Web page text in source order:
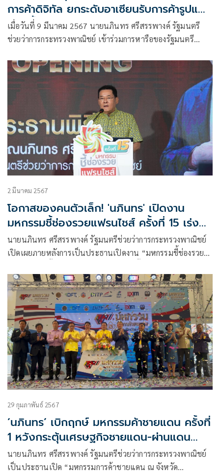
การค้าดิจิทัล ยกระดับอาเซียนรับการค้ารูปแบบ
ใหม่ ย้ำ
เมื่อวันที่ 9 มีนาคม 2567 นายนภินทร ศรีสรรพางค์ รัฐมนตรี
ช่วยว่าการกระทรวงพาณิชย์ เข้าร่วมการหารือของรัฐมนตรี
2 มีนาคม 2567
โอกาสของคนตัวเล็ก! 'นภินทร' เปิดงาน
มหกรรมชี้ช่องรวยแฟรนไชส์ ครั้งที่ 15 เร่ง
ผลักดันการเพิ่มสัดส่วน GDP เอสเอ็มอีของ
ไทย
นายนภินทร ศรีสรรพางค์ รัฐมนตรีช่วยว่าการกระทรวงพาณิชย์
เปิดเผยภายหลังการเป็นประธานเปิดงาน “มหกรรมชี้ช่องรวย
ในวันศุกร์ที่ 1 มีนาคม 2567 ว่า ตนมีความยินดีอย่างยิ่งที่ได้มี
โอกาสเข้าร่วมกิจกรรมในครั้งนี้ที่จัดโดย บริษัท พีเอ็มจี
คอร์ปอเรชั่น จำกัด กับหน่วยงานภาครัฐและสถาบันการเงิน
29 กุมภาพันธ์ 2567
‘นภินทร’ เบิกฤกษ์ มหกรรมค้าชายแดน ครั้งที่
1 หวังกระตุ้นเศรษฐกิจชายแดน-ผ่านแดน
มุกดาหาร ตรวจเยี่ยมศูนย์บริการ OSS
มุกดาหาร - นครพนม รองรับส่งออกฤดูกาล
นายนภินทร ศรีสรรพางค์ รัฐมนตรีช่วยว่าการกระทรวงพาณิชย์
เป็นประธานเปิด “มหกรรมการค้าชายแดน ณ จังหวัด